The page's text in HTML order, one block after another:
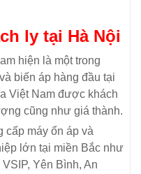
ly tại Hà Nội
hiện là một trong
biến áp hàng đầu tại
Việt Nam được khách
cũng như giá thành.
cấp máy ổn áp và
lớn tại miền Bắc như
Yên Bình, An